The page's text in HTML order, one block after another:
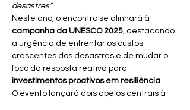
desastres”
Neste ano, o encontro se alinhará à
campanha da UNESCO 2025, destacando
a urgência de enfrentar os custos
crescentes dos desastres e de mudar o
foco da resposta reativa para
investimentos proativos em resiliência.
O evento lançará dois apelos centrais à